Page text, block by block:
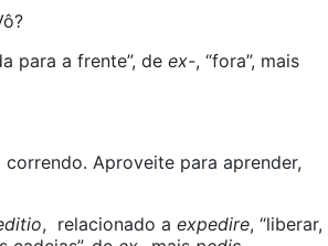
para a frente”, de ex-, “fora”, mais
Aproveite para aprender,
, relacionado a expedire, “liberar,